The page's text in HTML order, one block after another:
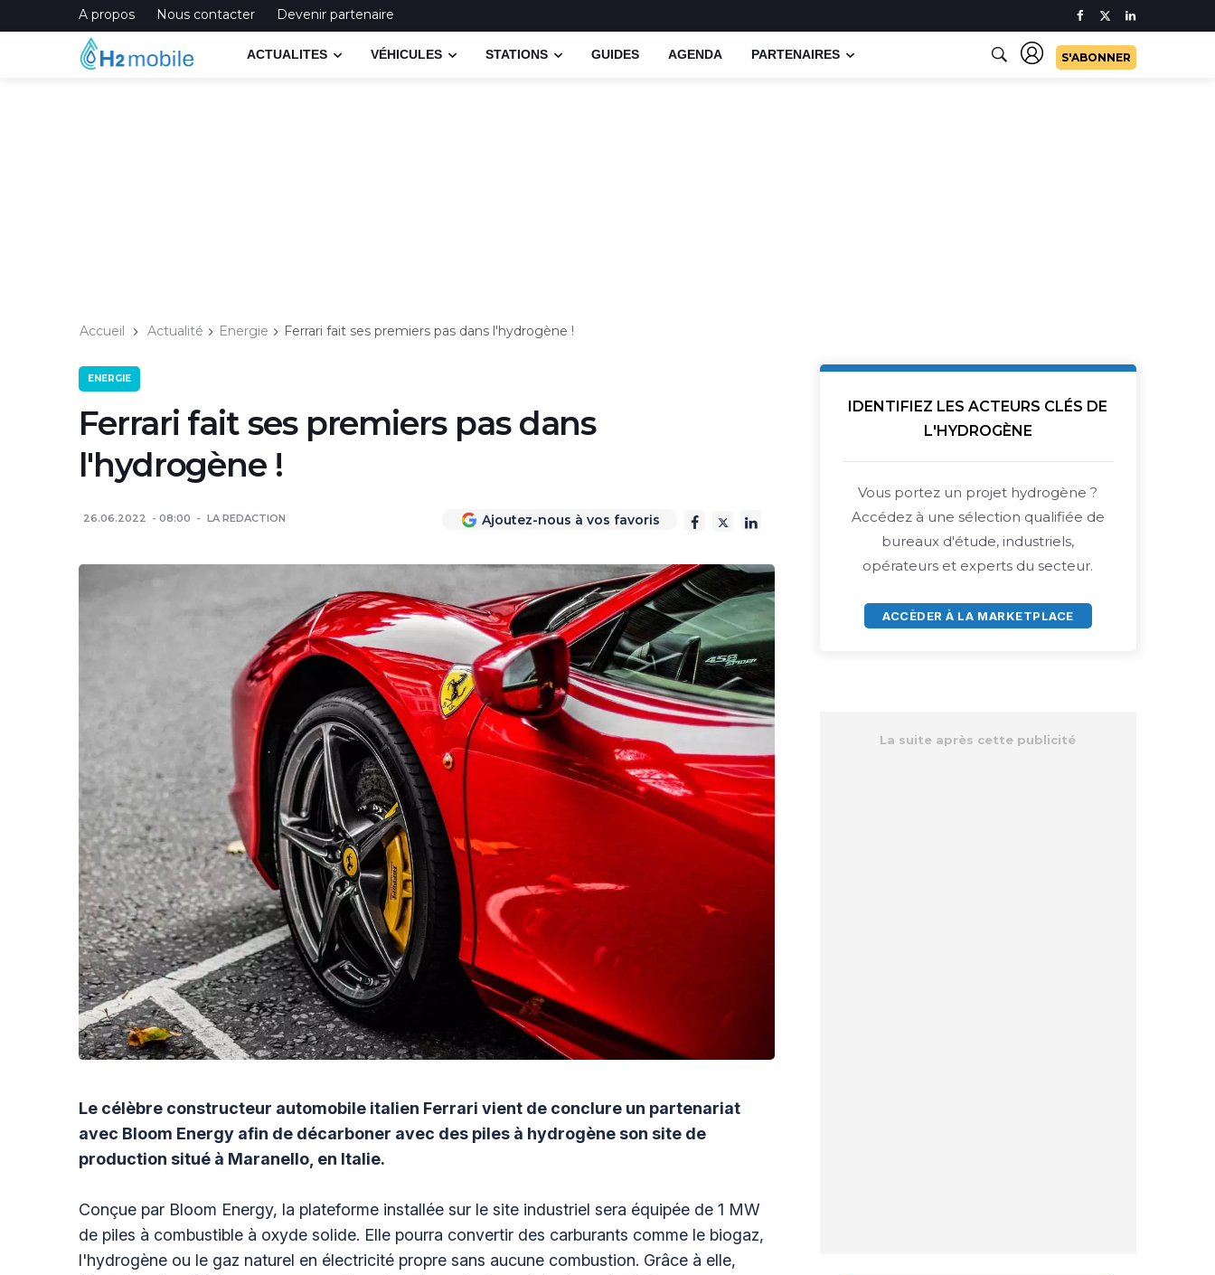
A propos Nous contacter Devenir partenaire
ACTUALITES VÉHICULES STATIONS GUIDES AGENDA PARTENAIRES S'ABONNER
Accueil Actualité Energie Ferrari fait ses premiers pas dans l'hydrogène !
ENERGIE
Ferrari fait ses premiers pas dans
l'hydrogène !
26.06.2022 08:00 LA REDACTION Ajoutez-nous à vos favoris
Le célèbre constructeur automobile italien Ferrari vient de conclure un partenariat
avec Bloom Energy afin de décarboner avec des piles à hydrogène son site de
production situé à Maranello, en Italie.
Conçue par Bloom Energy, la plateforme installée sur le site industriel sera équipée de 1 MW
de piles à combustible à oxyde solide. Elle pourra convertir des carburants comme le biogaz,
l'hydrogène ou le gaz naturel en électricité propre sans aucune combustion. Grâce à elle,
IDENTIFIEZ LES ACTEURS CLÉS DE
L'HYDROGÈNE
Vous portez un projet hydrogène ?
Accédez à une sélection qualifiée de
bureaux d'étude, industriels,
opérateurs et experts du secteur.
ACCÈDER À LA MARKETPLACE